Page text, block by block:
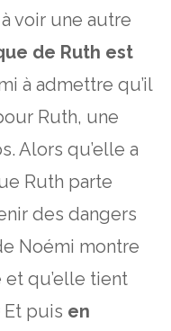
voir une autre
de Ruth est
à admettre qu’il
Ruth, une
Alors qu’elle a
Ruth parte
des dangers
Noémi montre
et qu’elle tient
Et puis en